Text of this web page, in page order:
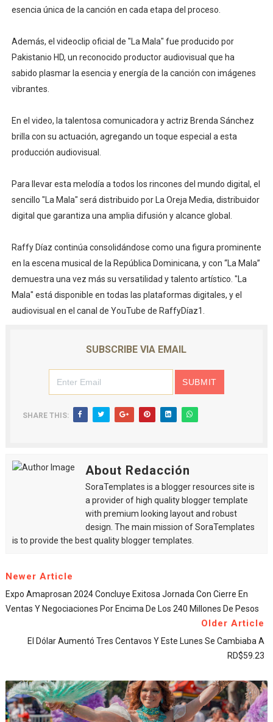
esencia única de la canción en cada etapa del proceso.
Además, el videoclip oficial de "La Mala" fue producido por
Pakistanio HD, un reconocido productor audiovisual que ha
sabido plasmar la esencia y energía de la canción con imágenes
vibrantes.
En el video, la talentosa comunicadora y actriz Brenda Sánchez
brilla con su actuación, agregando un toque especial a esta
producción audiovisual.
Para llevar esta melodía a todos los rincones del mundo digital, el
sencillo "La Mala" será distribuido por La Oreja Media, distribuidor
digital que garantiza una amplia difusión y alcance global.
Raffy Díaz continúa consolidándose como una figura prominente
en la escena musical de la República Dominicana, y con “La Mala”
demuestra una vez más su versatilidad y talento artístico. "La
Mala" está disponible en todas las plataformas digitales, y el
audiovisual en el canal de YouTube de RaffyDíaz1.
SUBSCRIBE VIA EMAIL
SHARE THIS:
About Redacción
SoraTemplates is a blogger resources site is
a provider of high quality blogger template
with premium looking layout and robust
design. The main mission of SoraTemplates
is to provide the best quality blogger templates.
Newer Article
Expo Amaprosan 2024 Concluye Exitosa Jornada Con Cierre En
Ventas Y Negociaciones Por Encima De Los 240 Millones De Pesos
Older Article
El Dólar Aumentó Tres Centavos Y Este Lunes Se Cambiaba A
RD$59.23